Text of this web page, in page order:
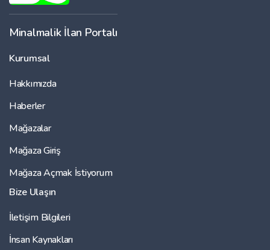
Minalmalik İlan Portalı
Kurumsal
Hakkımızda
Haberler
Mağazalar
Mağaza Giriş
Mağaza Açmak İstiyorum
Bize Ulaşın
İletişim Bilgileri
İnsan Kaynakları